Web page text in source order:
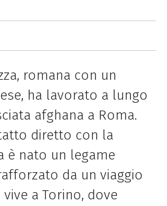
romana con un
ha lavorato a lungo
afghana a Roma.
diretto con la
è nato un legame
da un viaggio
vive a Torino, dove